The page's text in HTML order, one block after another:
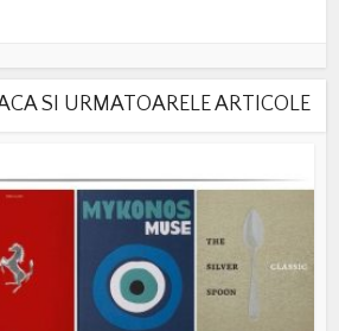
SI URMATOARELE ARTICOLE